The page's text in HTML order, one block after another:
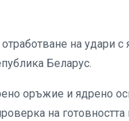
на удари
Беларус.
оръжие и ядрено
на